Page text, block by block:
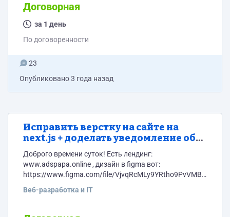
Договорная
за 1 день
По договоренности
23
Опубликовано3 года назад
Исправить верстку на сайте на
next.js + доделать уведомление об
отправке формы
Доброго времени суток! Есть лендинг:
www.adspapa.online , дизайн в figma вот:
https://www.figma.com/file/VjvqRcMLy9YRtho9PvVMBI/
id=0%3A3&mode=design&t=DmAzFMnKjbqJ9Zgd-1
Веб-разработка и IT